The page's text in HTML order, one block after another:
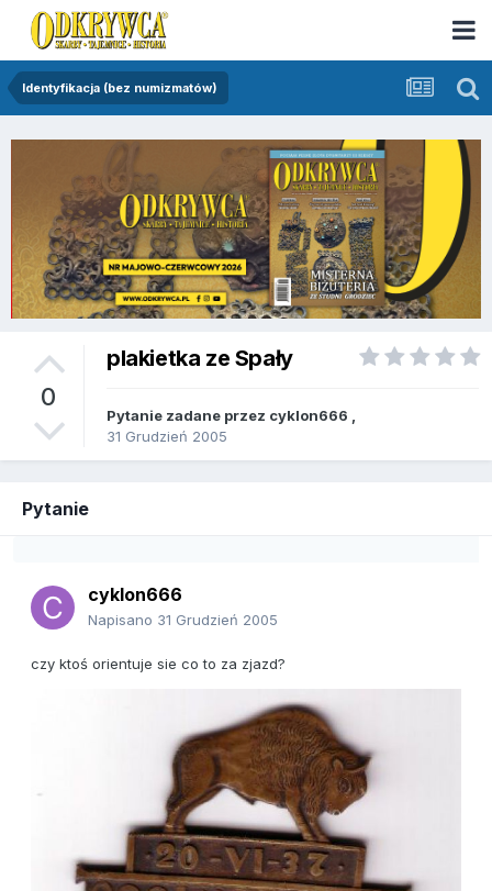
Identyfikacja (bez numizmatów)
0
plakietka ze Spały
Pytanie zadane przez cyklon666
31 Grudzień 2005
Pytanie
cyklon666
Napisano 31 Grudzień 2005
czy ktoś orientuje sie co to za zjazd?